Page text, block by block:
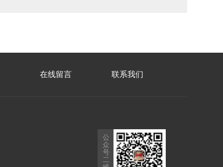
在线留言 联系我们
公
众
号
二